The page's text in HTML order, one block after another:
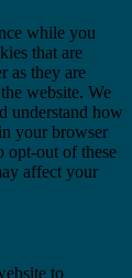
while you
that are
as they are
website. We
understand how
your browser
opt-out of these
affect your
to